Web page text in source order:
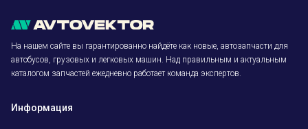
На нашем сайте вы гарантированно найдёте как новые, автозапчасти для
автобусов, грузовых и легковых машин. Над правильным и актуальным
каталогом запчастей ежедневно работает команда экспертов.
Информация